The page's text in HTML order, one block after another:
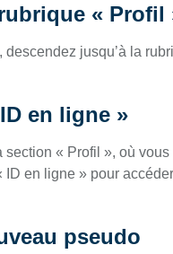
« Profil
jusqu’à la
en ligne »
« Profil », où
ID en ligne » pour
pseudo